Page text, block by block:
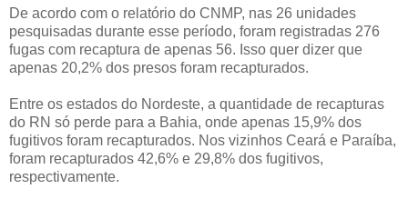
De acordo com o relatório do CNMP, nas 26 unidades
pesquisadas durante esse período, foram registradas 276
fugas com recaptura de apenas 56. Isso quer dizer que
apenas 20,2% dos presos foram recapturados.
Entre os estados do Nordeste, a quantidade de recapturas
do RN só perde para a Bahia, onde apenas 15,9% dos
fugitivos foram recapturados. Nos vizinhos Ceará e Paraíba,
foram recapturados 42,6% e 29,8% dos fugitivos,
respectivamente.